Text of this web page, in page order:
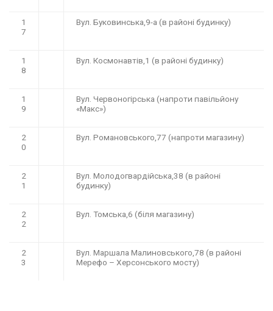
1
7
Вул. Буковинська,9-а (в районі будинку)
1
8
Вул. Космонавтів,1 (в районі будинку)
1
9
Вул. Червоногірська (напроти павільйону
«Макс»)
2
0
Вул. Романовського,77 (напроти магазину)
2
1
Вул. Молодогвардійська,38 (в районі
будинку)
2
2
Вул. Томська,6 (біля магазину)
2
3
Вул. Маршала Малиновського,78 (в районі
Мерефо – Херсонського мосту)